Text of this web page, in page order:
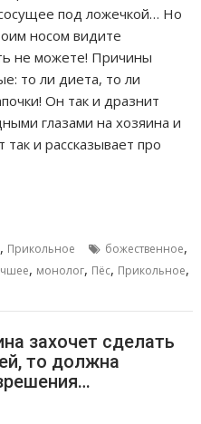
под ложечкой… Но
носом видите
не можете! Причины
то ли диета, то ли
Он так и дразнит
глазами на хозяина и
и рассказывает про
, Прикольное божественное,
, монолог, Пёс, Прикольное,
захочет сделать
то должна